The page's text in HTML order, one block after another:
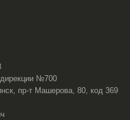
дирекции №700
пр-т Машерова, 80, код 369